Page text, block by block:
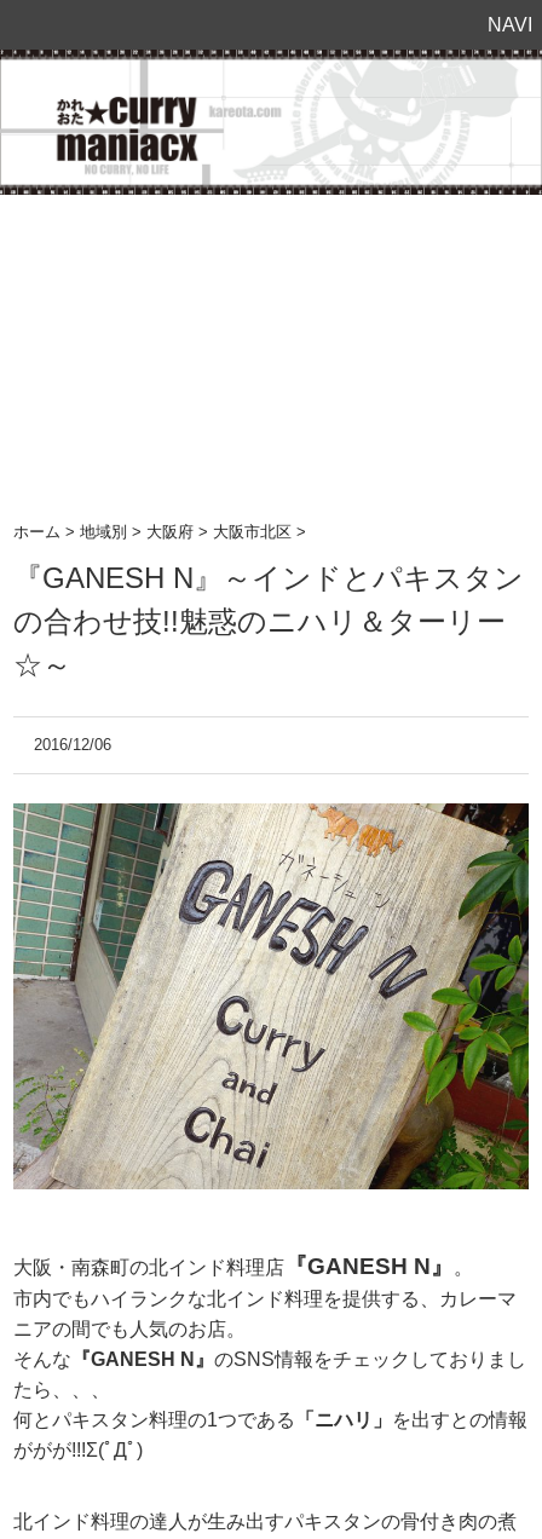
NAVI
ホーム >地域別 > 大阪府 > 大阪市北区 >
『GANESH N』～インドとパキスタン
の合わせ技!!魅惑のニハリ＆ターリー
☆～
2016/12/06
大阪・南森町の北インド料理店 『GANESH N』
。
市内でもハイランクな北インド料理を提供する、カレーマ
ニアの間でも人気のお店。
そんな 『GANESH N』のSNS情報をチェックしておりまし
たら、、、
何とパキスタン料理の1つである
「ニハリ」
を出すとの情報
ががが!!!Σ(ﾟДﾟ)
北インド料理の達人が生み出すパキスタンの骨付き肉の煮